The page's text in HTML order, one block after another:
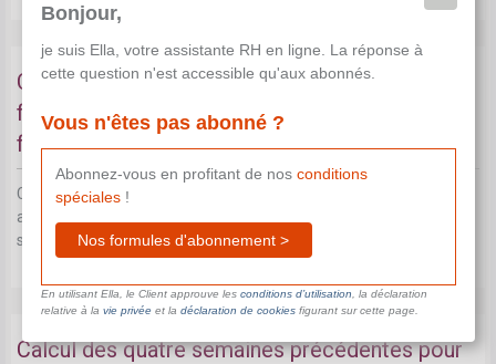
Calcul du salaire: paiement d'un salaire garanti
forfaitaire avec horaire variable pour un jour
férié
Ce document n'est pas disponible dans le cadre de votre
abonnement actuel.
supplémentaire.
Calcul des quatre semaines précédentes pour
Bonjour,
je suis Ella, votre assistante RH en ligne. La réponse à
cette question n'est accessible qu'aux abonnés.
Vous n'êtes pas abonné ?
Abonnez-vous en profitant de nos conditions
spéciales!
Nos formules d'abonnement >
En utilisant Ella, le Client approuve les conditions d’utilisation , la déclaration
relative à la vie privéeet la déclaration de cookiesfigurant sur cette page.